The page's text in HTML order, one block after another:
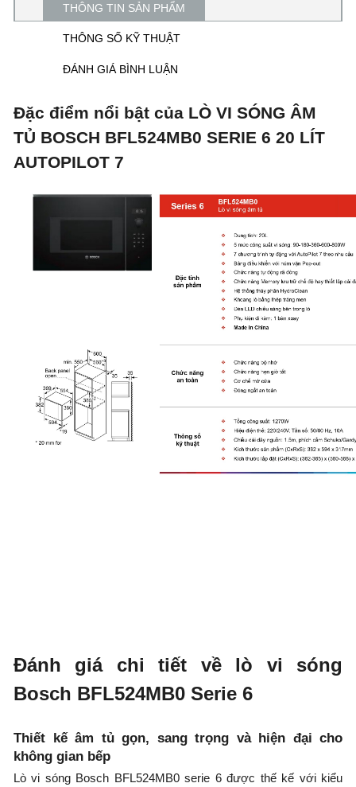
THÔNG TIN SẢN PHẨM
THÔNG SỐ KỸ THUẬT
ĐÁNH GIÁ BÌNH LUẬN
Đặc điểm nổi bật của LÒ VI SÓNG ÂM
TỦ BOSCH BFL524MB0 SERIE 6 20 LÍT
AUTOPILOT 7
Đánh giá chi tiết về lò vi sóng
Bosch BFL524MB0 Serie 6
Thiết kế âm tủ gọn, sang trọng và hiện đại cho
không gian bếp
Lò vi sóng Bosch BFL524MB0 serie 6 được thế kế với kiểu